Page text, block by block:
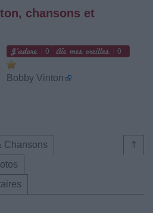
chansons et
0 0
Bobby Vinton
⇑
Chansons